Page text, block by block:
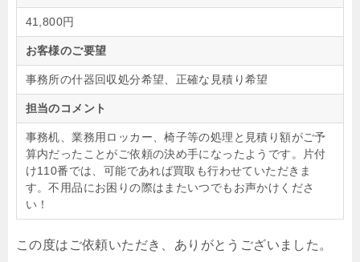
41,800円
お客様のご要望
事務所の什器回収処分希望、正確な見積り希望
担当のコメント
事務机、業務用ロッカー、椅子等の処理と見積り額がご予
算内だったことがご依頼の決め手になったようです。片付
け110番では、可能であれば買取も行わせていただきま
す。不用品にお困りの際はまたいつでもお声かけくださ
い！
この度はご依頼いただき、ありがとうございました。